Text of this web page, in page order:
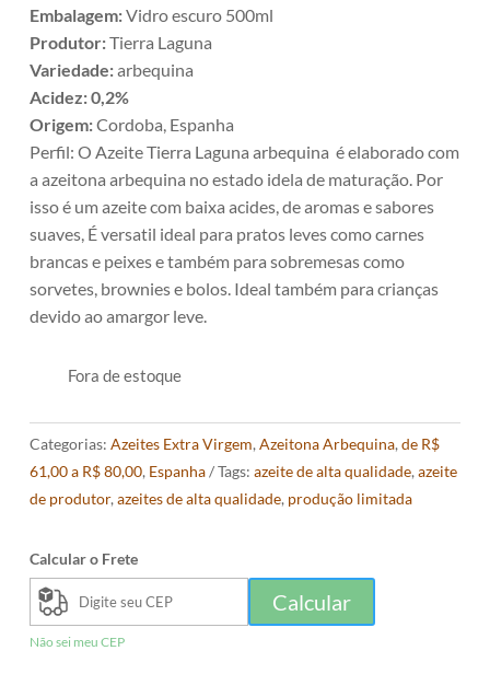
Embalagem:Vidro escuro 500ml
Produtor:Tierra Laguna
Variedade:arbequina
Acidez: 0,2%
Origem:Cordoba, Espanha
Perfil: O Azeite Tierra Laguna arbequina é elaborado com
a azeitona arbequina no estado idela de maturação. Por
isso é um azeite com baixa acides, de aromas e sabores
suaves, É versatil ideal para pratos leves como carnes
brancas e peixes e também para sobremesas como
sorvetes, brownies e bolos. Ideal também para crianças
devido ao amargor leve.
Fora de estoque
Categorias: Azeites Extra Virgem, Azeitona Arbequina, de R$
61,00 a R$ 80,00, Espanha Tags: azeite de alta qualidade, azeite
de produtor, azeites de alta qualidade, produção limitada
Calcular o Frete
Calcular
Não sei meu CEP